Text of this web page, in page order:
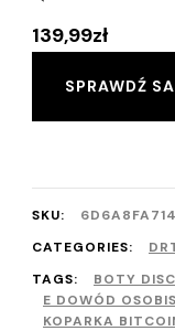
139,99zł
SPRAWDŹ
SKU:
CATEGORIES:
TAGS:
BOTY
E DOWÓD
KOPARKA